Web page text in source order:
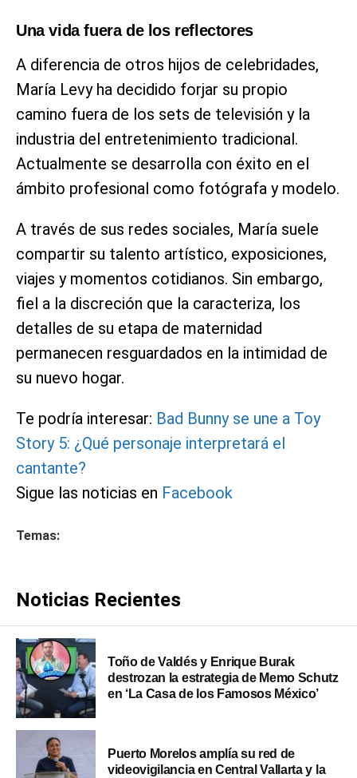
Una vida fuera de los reflectores
A diferencia de otros hijos de celebridades,
María Levy ha decidido forjar su propio
camino fuera de los sets de televisión y la
industria del entretenimiento tradicional.
Actualmente se desarrolla con éxito en el
ámbito profesional como fotógrafa y modelo.
A través de sus redes sociales, María suele
compartir su talento artístico, exposiciones,
viajes y momentos cotidianos. Sin embargo,
fiel a la discreción que la caracteriza, los
detalles de su etapa de maternidad
permanecen resguardados en la intimidad de
su nuevo hogar.
Te podría interesar: Bad Bunny se une a Toy
Story 5: ¿Qué personaje interpretará el
cantante?
Sigue las noticias en Facebook
Temas:
Noticias Recientes
Toño de Valdés y Enrique Burak
destrozan la estrategia de Memo Schutz
en ‘La Casa de los Famosos México’
Puerto Morelos amplía su red de
videovigilancia en Central Vallarta y la